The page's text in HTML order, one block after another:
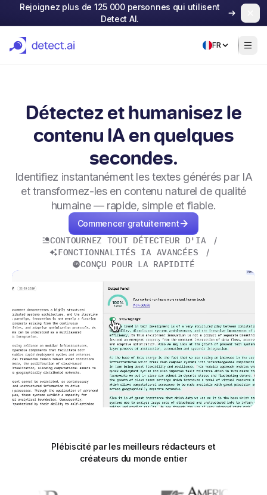
Rejoignez plus de 125 000 personnes qui utilisent
Detect AI.
FR
Détectez et humanisez le
contenu IA en quelques
secondes.
Identifiez instantanément les textes générés par IA
et transformez-les en contenu naturel de qualité
humaine — rapide, simple et fiable.
Commencer gratuitement
CONTOURNEZ TOUT DÉTECTEUR D'IA /
FONCTIONNALITÉS IA AVANCÉES /
CONÇU POUR LA RAPIDITÉ
Plébiscité par les meilleurs rédacteurs et
créateurs du monde entier